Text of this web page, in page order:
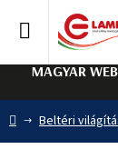
tartalomhoz
MAGYAR
Kezdőlap
Beltéri